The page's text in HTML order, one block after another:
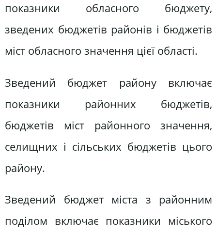
показники обласного бюджету,
зведених бюджетів районів і бюджетів
міст обласного значення цієї області.
Зведений бюджет району включає
показники районних бюджетів,
бюджетів міст районного значення,
селищних і сільських бюджетів цього
району.
Зведений бюджет міста з районним
поділом включає показники міського